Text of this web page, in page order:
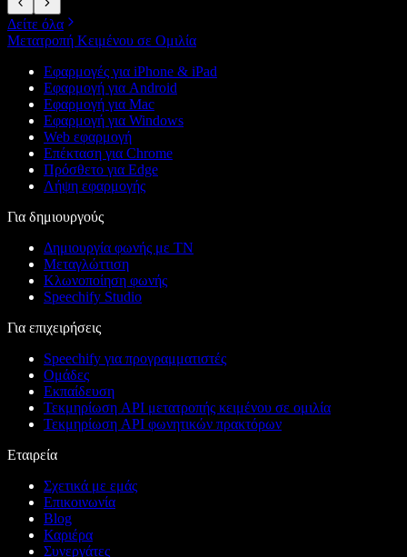
Δείτε όλα
Μετατροπή Κειμένου σε Ομιλία
Εφαρμογές για iPhone & iPad
Εφαρμογή για Android
Εφαρμογή για Mac
Εφαρμογή για Windows
Web εφαρμογή
Επέκταση για Chrome
Πρόσθετο για Edge
Λήψη εφαρμογής
Για δημιουργούς
Δημιουργία φωνής με ΤΝ
Μεταγλώττιση
Κλωνοποίηση φωνής
Speechify Studio
Για επιχειρήσεις
Speechify για προγραμματιστές
Ομάδες
Εκπαίδευση
Τεκμηρίωση API μετατροπής κειμένου σε ομιλία
Τεκμηρίωση API φωνητικών πρακτόρων
Εταιρεία
Σχετικά με εμάς
Επικοινωνία
Blog
Καριέρα
Συνεργάτες